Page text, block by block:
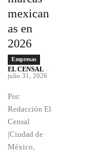
mexican
as en
2026
Empresas
EL CENSAL -
julio 31, 2026
Por:
Redacción El
Censal
|Ciudad de
México,